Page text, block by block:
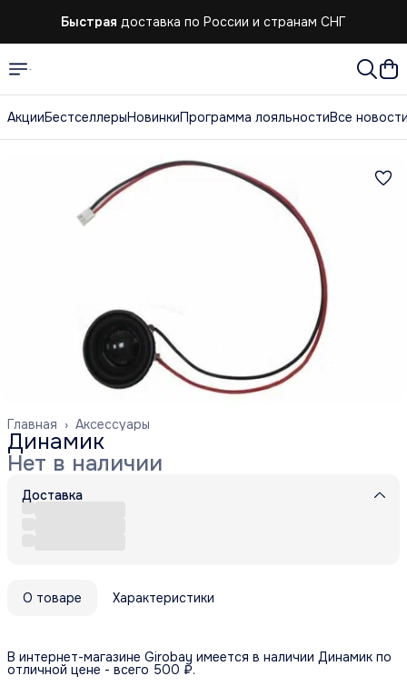
Быстрая доставка по России и странам СНГ
АкцииБестселлерыНовинкиПрограмма лояльностиВсе
Аксессуары
Главная ›
Динамик
Нет в наличии
Доставка
О товаре Характеристики
В интернет-магазине Girobay имеется в наличии Динамик по
отличной цене - всего 500 ₽.